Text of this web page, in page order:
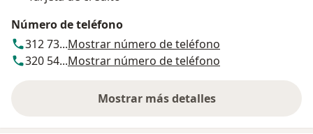
Número de teléfono
312 73...Mostrar número de teléfono
320 54...Mostrar número de teléfono
Mostrar más detalles
sobre la dirección